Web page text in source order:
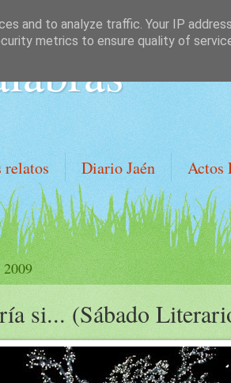
Diario Jaén Actos
si... (Sábado
and to analyze traffic. Your IP
metrics to ensure quality of